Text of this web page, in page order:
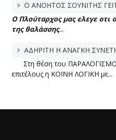
Ο ΑΝΟΗΤΟΣ ΣΟΥΝΙΤΗΣ
Ο Πλούταρχος μας ελεγε οτι
της θαλάσσης...
ΑΔΗΡΙΤΗ Η ΑΝΑΓΚΗ
Στη θέση του
επιτέλους η ΚΟΙΝΗ ΛΟΓΙΚΗ με...